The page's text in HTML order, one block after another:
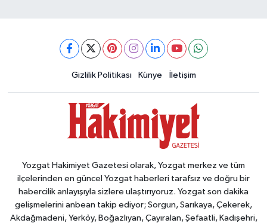
Gizlilik Politikası Künye İletişim
Yozgat Hakimiyet Gazetesi olarak, Yozgat merkez ve tüm
ilçelerinden en güncel Yozgat haberleri tarafsız ve doğru bir
habercilik anlayışıyla sizlere ulaştırıyoruz. Yozgat son dakika
gelişmelerini anbean takip ediyor; Sorgun, Sarıkaya, Çekerek,
Akdağmadeni, Yerköy, Boğazlıyan, Çayıralan, Şefaatli, Kadışehri,